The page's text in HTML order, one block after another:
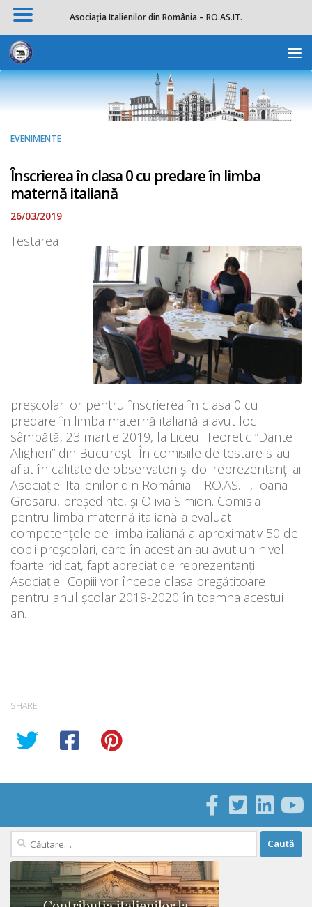
Skip to content
EVENIMENTE
Înscrierea în clasa 0 cu predare în limba
maternă italiană
26/03/2019
Testarea
preşcolarilor pentru înscrierea în clasa 0 cu
predare în limba maternă italiană a avut loc
sâmbătă, 23 martie 2019, la Liceul Teoretic “Dante
Aligheri” din Bucureşti. În comisiile de testare s-au
aflat în calitate de observatori şi doi reprezentanţi ai
Asociaţiei Italienilor din România – RO.AS.IT, Ioana
Grosaru, preşedinte, şi Olivia Simion. Comisia
pentru limba maternă italiană a evaluat
competenţele de limba italiană a aproximativ 50 de
copii preşcolari, care în acest an au avut un nivel
foarte ridicat, fapt apreciat de reprezentanţii
Asociaţiei. Copiii vor începe clasa pregătitoare
pentru anul şcolar 2019-2020 în toamna acestui
an.
SHARE
Caută
după:
Asociația Italienilor din România – RO.AS.IT.